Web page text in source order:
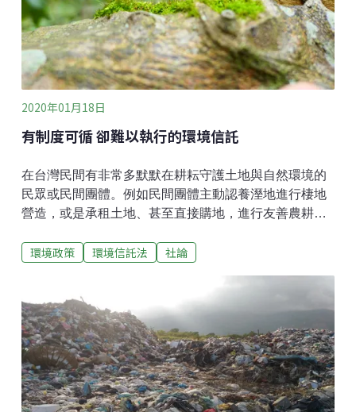
考量下，我們認為這是一處環境風險較高，應規劃移除
的場址。
2020年01月18日
有制度可循 卻難以執行的環境信託
在台灣民間有非常多默默在耕耘守護土地與自然環境的
民眾或民間團體。例如民間團體主動認養溼地進行棲地
營造，或是承租土地、甚至直接購地，進行友善農耕行
等。然而這些都潛藏一個問題，10年之後、20年甚至50
來想要用作其他用途，例如開發、賣掉，過去保育的努
力可能都無法延續了！民間保護區如何能長久經營？是
否已經有相關的法律機制可遵循？答案是有的。信託法
裡面的公益信託包含了環境信託，環境信託的全名是環
境保護公益信託，可以讓民間自發性的，把私有地規劃
為民間保護區，並且可以長久永續的保護下去。環境信
託的概念簡單來說，假設民眾自己有一塊土地想要保護
環境政策 環境信託法 社論